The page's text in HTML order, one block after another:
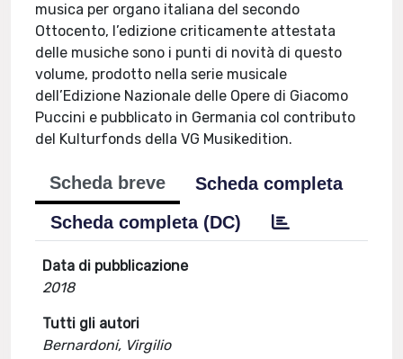
musica per organo italiana del secondo
Ottocento, l’edizione criticamente attestata
delle musiche sono i punti di novità di questo
volume, prodotto nella serie musicale
dell’Edizione Nazionale delle Opere di Giacomo
Puccini e pubblicato in Germania col contributo
del Kulturfonds della VG Musikedition.
Scheda breve
Scheda completa
Scheda completa (DC)
Data di pubblicazione
2018
Tutti gli autori
Bernardoni, Virgilio